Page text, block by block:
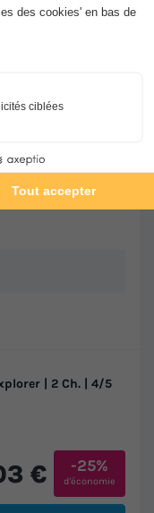
| 2 Ch. | 4/5
€ -25%
d'économie